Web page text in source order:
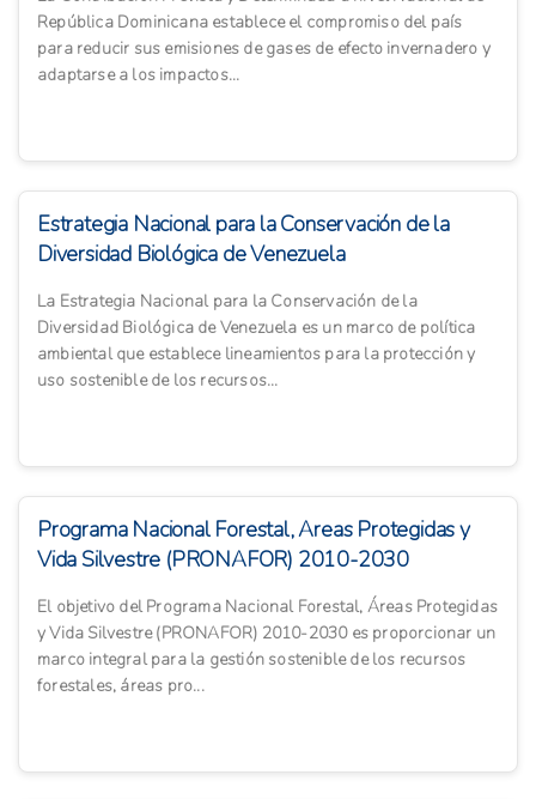
República Dominicana establece el compromiso del país
para reducir sus emisiones de gases de efecto invernadero y
adaptarse a los impactos...
Estrategia Nacional para la Conservación de la
Diversidad Biológica de Venezuela
La Estrategia Nacional para la Conservación de la
Diversidad Biológica de Venezuela es un marco de política
ambiental que establece lineamientos para la protección y
uso sostenible de los recursos...
Programa Nacional Forestal, Areas Protegidas y
Vida Silvestre (PRONAFOR) 2010-2030
El objetivo del Programa Nacional Forestal, Áreas Protegidas
y Vida Silvestre (PRONAFOR) 2010-2030 es proporcionar un
marco integral para la gestión sostenible de los recursos
forestales, áreas pro...